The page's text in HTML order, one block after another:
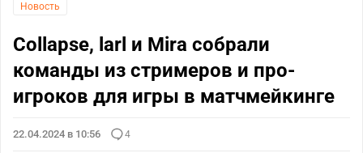
Новость
Collapse, larl и Mira собрали
команды из стримеров и про-
игроков для игры в матчмейкинге
22.04.2024 в 10:56 4